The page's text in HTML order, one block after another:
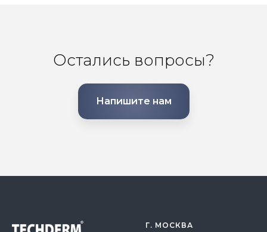
Остались вопросы?
Напишите нам
Г. МОСКВА